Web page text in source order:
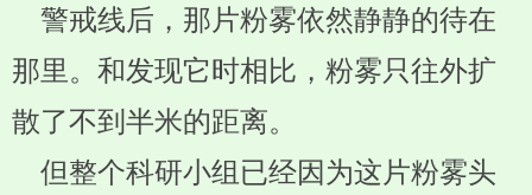
警戒线后，那片粉雾依然静静的待在
那里。和发现它时相比，粉雾只往外扩
散了不到半米的距离。
但整个科研小组已经因为这片粉雾头